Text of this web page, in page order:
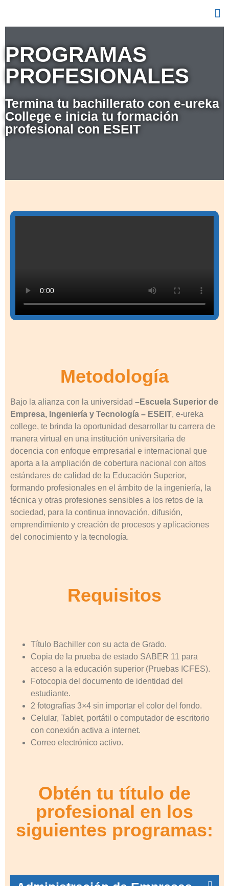
PROGRAMAS
PROFESIONALES
Termina tu bachillerato con e-ureka
College e inicia tu formación
profesional con ESEIT
Metodología
Bajo la alianza con la universidad –Escuela Superior de
Empresa, Ingeniería y Tecnología – ESEIT, e-ureka
college, te brinda la oportunidad desarrollar tu carrera de
manera virtual en una institución universitaria de
docencia con enfoque empresarial e internacional que
aporta a la ampliación de cobertura nacional con altos
estándares de calidad de la Educación Superior,
formando profesionales en el ámbito de la ingeniería, la
técnica y otras profesiones sensibles a los retos de la
sociedad, para la continua innovación, difusión,
emprendimiento y creación de procesos y aplicaciones
del conocimiento y la tecnología.
Requisitos
Título Bachiller con su acta de Grado.
Copia de la prueba de estado SABER 11 para
acceso a la educación superior (Pruebas ICFES).
Fotocopia del documento de identidad del
estudiante.
2 fotografías 3×4 sin importar el color del fondo.
Celular, Tablet, portátil o computador de escritorio
con conexión activa a internet.
Correo electrónico activo.
Obtén tu título de
profesional en los
siguientes programas: